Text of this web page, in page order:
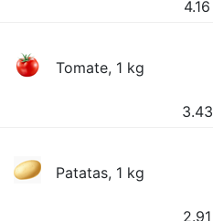
4.16
Tomate, 1 kg
3.43
Patatas, 1 kg
2.91